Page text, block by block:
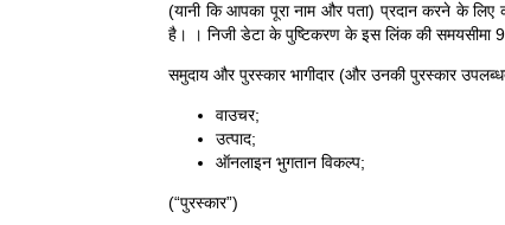
(यानी कि आपका पूरा नाम और पता) प्रदान करने के
है। । निजी डेटा के पुष्टिकरण के इस लिंक की समयसीमा
समुदाय और पुरस्कार भागीदार (और उनकी पुरस्कार
वाउचर;
उत्पाद;
ऑनलाइन भुगतान विकल्प;
(“पुरस्कार”)